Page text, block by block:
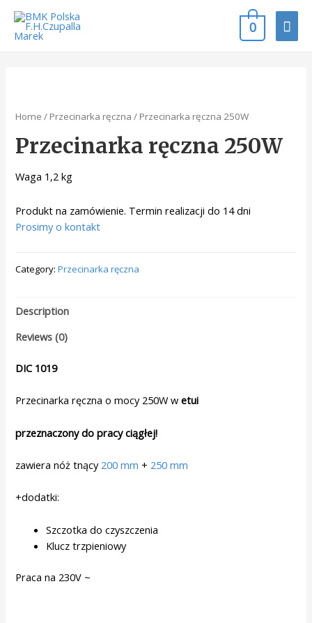
0
Home / Przecinarka ręczna / Przecinarka ręczna 250W
Przecinarka ręczna 250W
Waga 1,2 kg
Produkt na zamówienie. Termin realizacji do 14 dni
Prosimy o kontakt
Category:Przecinarka ręczna
Description
Reviews (0)
DIC 1019
Przecinarka ręczna o mocy 250W wetui
przeznaczony do pracy ciągłej!
zawiera nóż tnący 200 mm + 250 mm
+dodatki:
Szczotka do czyszczenia
Klucz trzpieniowy
Praca na 230V ~